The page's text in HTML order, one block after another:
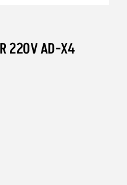
220V AD-X4